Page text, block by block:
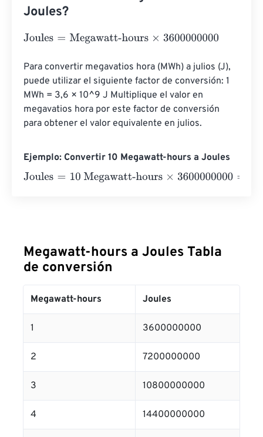
Joules?
Joules= Megawatt-hours×3600000000
Para convertir megavatios hora (MWh) a julios (J),
puede utilizar el siguiente factor de conversión: 1
MWh = 3,6 × 10^9 J Multiplique el valor en
megavatios hora por este factor de conversión
para obtener el valor equivalente en julios.
Ejemplo: Convertir 10 Megawatt-hours a Joules
Joules= 10 Megawatt-hours×3600000000=
Megawatt-hours a Joules Tabla
de conversión
Megawatt-hours Joules
1 3600000000
2 7200000000
3 10800000000
4 14400000000